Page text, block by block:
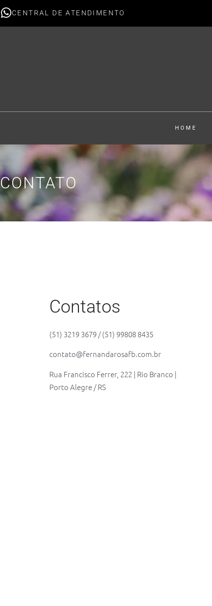
CENTRAL DE ATENDIMENTO
HOME
CONTATO
Contatos
(51) 3219 3679 / (51) 99808 8435
contato@fernandarosafb.com.br
Rua Francisco Ferrer, 222 | Rio Branco |
Porto Alegre / RS